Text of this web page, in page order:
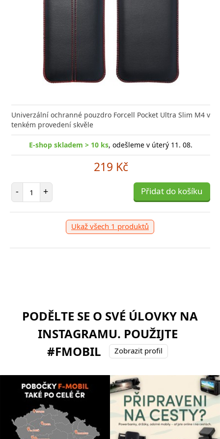
Univerzální ochranné pouzdro Forcell Pocket Ultra Slim M4 v
tenkém provedení skvěle
E-shop skladem > 10 ks, odešleme v úterý 11. 08.
219 Kč
- Počet položek
+ Přidat do košíku
Ukaž všech 1 produktů
PODĚLTE SE O SVÉ ÚLOVKY NA
INSTAGRAMU. POUŽIJTE
#FMOBIL
Zobrazit profil